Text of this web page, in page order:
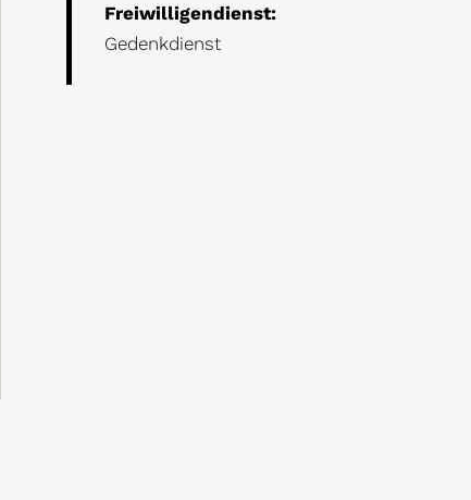
Freiwilligendienst:
Gedenkdienst